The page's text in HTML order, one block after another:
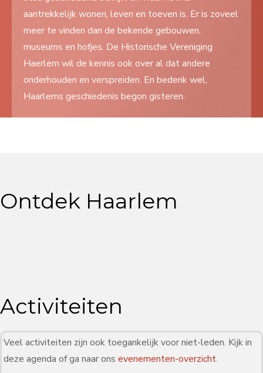
Over ons
Search
aantrekkelijk wonen, leven en toeven is. Er is zoveel
meer te vinden dan de bekende gebouwen,
museums en hofjes. De Historische Vereniging
Haerlem wil de kennis ook over al dat andere
onderhouden en verspreiden. En bedenk wel,
Haarlems geschiedenis begon gisteren.
Ontdek Haarlem
Activiteiten
Veel activiteiten zijn ook toegankelijk voor niet-leden. Kijk in
deze agenda of ga naar ons evenementen-overzicht.